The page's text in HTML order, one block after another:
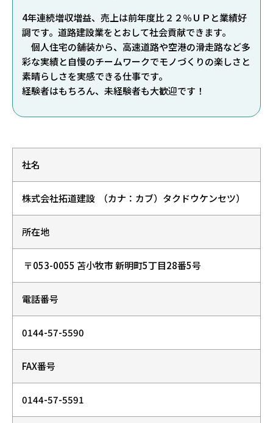
4年連続増収増益、売上は前年度比２２％ＵＰと業績好
調です。道路建設業をとおして社会貢献できます。
個人住宅の舗装から、高速道路や空港の滑走路など多
彩な実績と自慢のチームワークでモノづくりの楽しさと
素晴らしさを実感できる仕事です。
経験者はもちろん、未経験者も大歓迎です！
社名
株式会社拓道建設 （カナ：カブ）タクドウケンセツ）
所在地
〒053-0055 苫小牧市 新明町5丁目28番5号
電話番号
0144-57-5590
FAX番号
0144-57-5591